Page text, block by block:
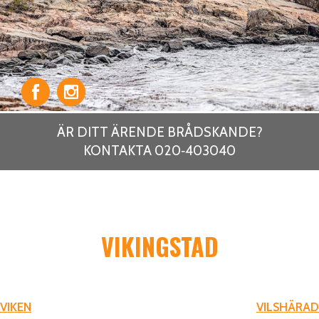
ÄR DITT ÄRENDE BRÅDSKANDE?
KONTAKTA 020‑403040
VIKINGSTAD
INLÄGGSNAVIGERING
VIKEN VILSHÄRAD